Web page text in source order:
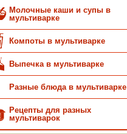
Молочные каши и супы в
мультиварке
Компоты в мультиварке
Выпечка в мультиварке
Разные блюда в мультиварке
Рецепты для разных
мультиварок